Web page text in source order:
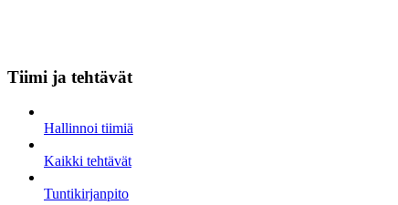
Tiimi ja tehtävät
Hallinnoi tiimiä
Kaikki tehtävät
Tuntikirjanpito